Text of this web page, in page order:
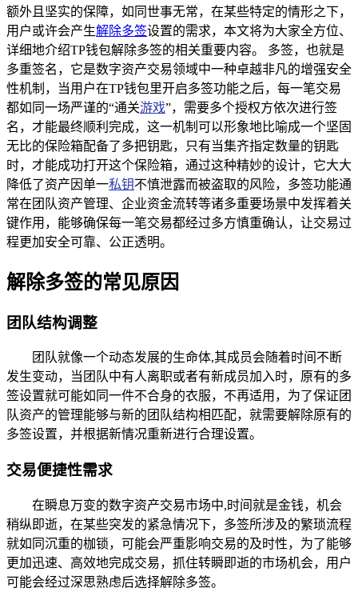
额外且坚实的保障，如同世事无常，在某些特定的情形之下，
用户或许会产生解除多签设置的需求，本文将为大家全方位、
详细地介绍TP钱包解除多签的相关重要内容。 多签，也就是
多重签名，它是数字资产交易领域中一种卓越非凡的增强安全
性机制，当用户在TP钱包里开启多签功能之后，每一笔交易
都如同一场严谨的“通关游戏”，需要多个授权方依次进行签
名，才能最终顺利完成，这一机制可以形象地比喻成一个坚固
无比的保险箱配备了多把钥匙，只有当集齐指定数量的钥匙
时，才能成功打开这个保险箱，通过这种精妙的设计，它大大
降低了资产因单一私钥不慎泄露而被盗取的风险，多签功能通
常在团队资产管理、企业资金流转等诸多重要场景中发挥着关
键作用，能够确保每一笔交易都经过多方慎重确认，让交易过
程更加安全可靠、公正透明。
解除多签的常见原因
团队结构调整
团队就像一个动态发展的生命体,其成员会随着时间不断
发生变动，当团队中有人离职或者有新成员加入时，原有的多
签设置就可能如同一件不合身的衣服，不再适用，为了保证团
队资产的管理能够与新的团队结构相匹配，就需要解除原有的
多签设置，并根据新情况重新进行合理设置。
交易便捷性需求
在瞬息万变的数字资产交易市场中,时间就是金钱，机会
稍纵即逝，在某些突发的紧急情况下，多签所涉及的繁琐流程
就如同沉重的枷锁，可能会严重影响交易的及时性，为了能够
更加迅速、高效地完成交易，抓住转瞬即逝的市场机会，用户
可能会经过深思熟虑后选择解除多签。